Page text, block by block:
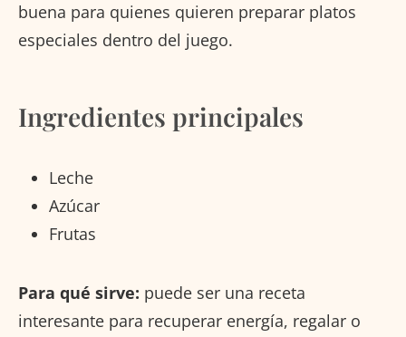
buena para quienes quieren preparar platos
especiales dentro del juego.
Ingredientes principales
Leche
Azúcar
Frutas
Para qué sirve: puede ser una receta
interesante para recuperar energía, regalar o